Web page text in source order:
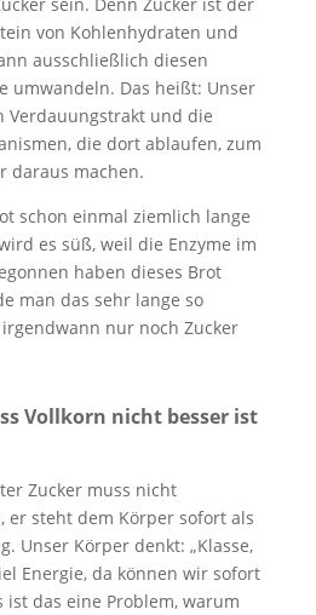
von Kohlenhydraten und
ausschließlich diesen
umwandeln. Das heißt: Unser
Verdauungstrakt und die
die dort ablaufen, zum
daraus machen.
schon einmal ziemlich lange
es süß, weil die Enzyme im
haben dieses Brot
man das sehr lange so
nur noch Zucker
Vollkorn nicht besser ist
Zucker muss nicht
er steht dem Körper sofort als
Unser Körper denkt: „Klasse,
Energie, da können wir sofort
ist das eine Problem, warum